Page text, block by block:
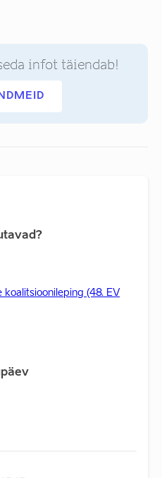
infot täiendab!
koalitsioonileping (48. EV